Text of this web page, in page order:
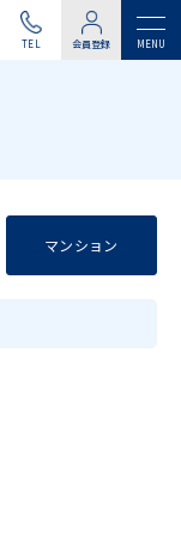
TEL 会員登録
マンション